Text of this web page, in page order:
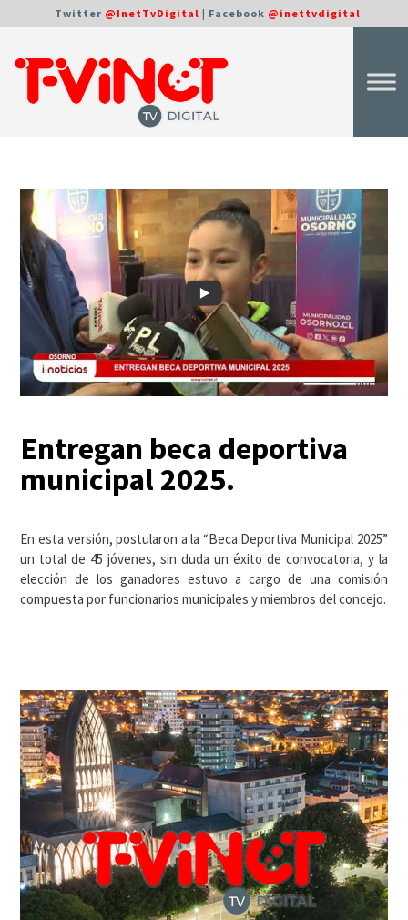
Twitter @InetTvDigital | Facebook @inettvdigital
Entregan beca deportiva
municipal 2025.
En esta versión, postularon a la “Beca Deportiva Municipal 2025”
un total de 45 jóvenes, sin duda un éxito de convocatoria, y la
elección de los ganadores estuvo a cargo de una comisión
compuesta por funcionarios municipales y miembros del concejo.